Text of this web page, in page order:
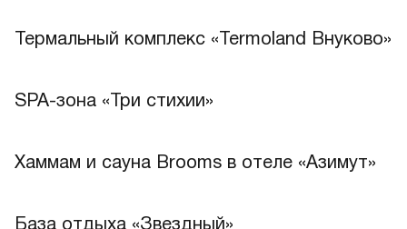
Лучшее
Термальный комплекс «Termoland Внуково»
SPA-зона «Три стихии»
Лучшее
Хаммам и сауна Brooms в отеле «Азимут»
База отдыха «Звездный»